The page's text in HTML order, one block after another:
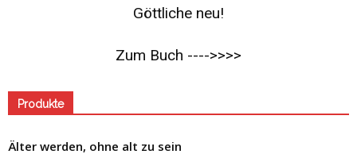
Göttliche neu!
Zum Buch ---->>>>
Produkte
Älter werden, ohne alt zu sein